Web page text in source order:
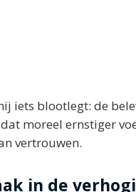
iets blootlegt: de
moreel ernstiger
vertrouwen.
in de